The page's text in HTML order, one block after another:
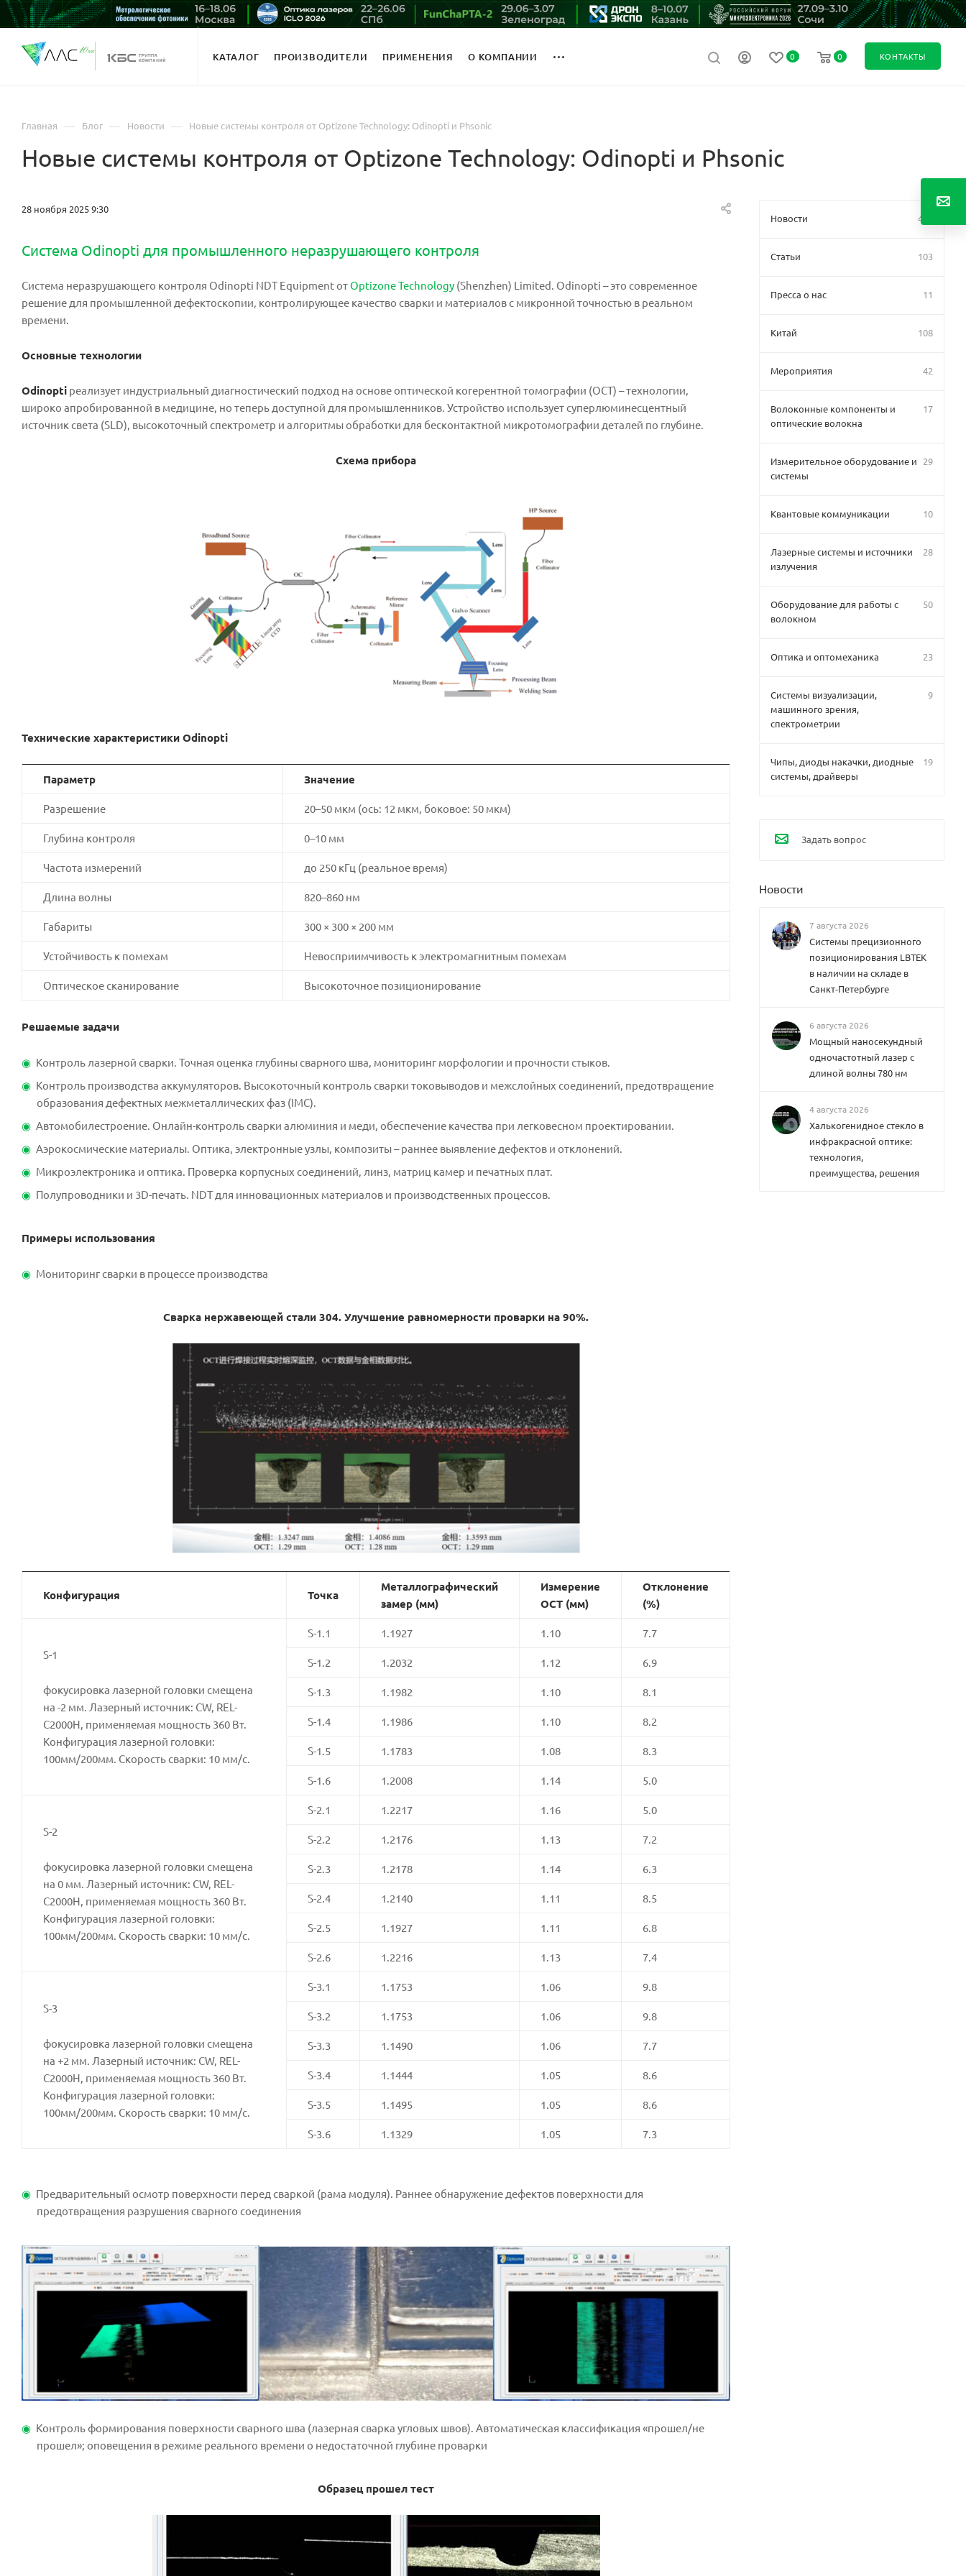
КАТАЛОГ ПРОИЗВОДИТЕЛИ ПРИМЕНЕНИЯ О КОМПАНИИ 0 0 КОНТАКТЫ
Главная — Блог — Новости — Новые системы контроля от Optizone Technology: Odinopti и Phsonic
Новые системы контроля от Optizone Technology: Odinopti и Phsonic
28 ноября 2025 9:30
Система Odinopti для промышленного неразрушающего контроля
Cистема неразрушающего контроля Odinopti NDT Equipment отOptizone Technology (Shenzhen) Limited. Odinopti – это современное
решение для промышленной дефектоскопии, контролирующее качество сварки и материалов с микронной точностью в реальном
времени.
Основные технологии
Odinopti реализует индустриальный диагностический подход на основе оптической когерентной томографии (OCT) – технологии,
широко апробированной в медицине, но теперь доступной для промышленников. Устройство использует суперлюминесцентный
источник света (SLD), высокоточный спектрометр и алгоритмы обработки для бесконтактной микротомографии деталей по глубине.
Схема прибора
Технические характеристики Odinopti
Параметр Значение
Разрешение 20–50 мкм (ось: 12 мкм, боковое: 50 мкм)
Глубина контроля 0–10 мм
Частота измерений до 250 кГц (реальное время)
Длина волны 820–860 нм
Габариты 300 × 300 × 200 мм
Устойчивость к помехам Невосприимчивость к электромагнитным помехам
Оптическое сканирование Высокоточное позиционирование
Решаемые задачи
Контроль лазерной сварки. Точная оценка глубины сварного шва, мониторинг морфологии и прочности стыков.
Контроль производства аккумуляторов. Высокоточный контроль сварки токовыводов и межслойных соединений, предотвращение
образования дефектных межметаллических фаз (IMC).
Автомобилестроение. Онлайн-контроль сварки алюминия и меди, обеспечение качества при легковесном проектировании.
Аэрокосмические материалы. Оптика, электронные узлы, композиты – раннее выявление дефектов и отклонений.
Микроэлектроника и оптика. Проверка корпусных соединений, линз, матриц камер и печатных плат.
Полупроводники и 3D-печать. NDT для инновационных материалов и производственных процессов.
Примеры использования
Мониторинг сварки в процессе производства
Сварка нержавеющей стали 304. Улучшение равномерности проварки на 90%.
Конфигурация Точка
Металлографический
замер (мм)
Измерение
OCT (мм)
Отклонение
(%)
S-1
фокусировка лазерной головки смещена
на -2 мм. Лазерный источник: CW, REL-
C2000H, применяемая мощность 360 Вт.
Конфигурация лазерной головки:
100мм/200мм. Скорость сварки: 10 мм/с.
S-1.1 1.1927 1.10 7.7
S-1.2 1.2032 1.12 6.9
S-1.3 1.1982 1.10 8.1
S-1.4 1.1986 1.10 8.2
S-1.5 1.1783 1.08 8.3
S-1.6 1.2008 1.14 5.0
S-2
фокусировка лазерной головки смещена
на 0 мм. Лазерный источник: CW, REL-
C2000H, применяемая мощность 360 Вт.
Конфигурация лазерной головки:
100мм/200мм. Скорость сварки: 10 мм/с.
S-2.1 1.2217 1.16 5.0
S-2.2 1.2176 1.13 7.2
S-2.3 1.2178 1.14 6.3
S-2.4 1.2140 1.11 8.5
S-2.5 1.1927 1.11 6.8
S-2.6 1.2216 1.13 7.4
S-3
фокусировка лазерной головки смещена
на +2 мм. Лазерный источник: CW, REL-
C2000H, применяемая мощность 360 Вт.
Конфигурация лазерной головки:
100мм/200мм. Скорость сварки: 10 мм/с.
S-3.1 1.1753 1.06 9.8
S-3.2 1.1753 1.06 9.8
S-3.3 1.1490 1.06 7.7
S-3.4 1.1444 1.05 8.6
S-3.5 1.1495 1.05 8.6
S-3.6 1.1329 1.05 7.3
Предварительный осмотр поверхности перед сваркой (рама модуля). Раннее обнаружение дефектов поверхности для
предотвращения разрушения сварного соединения
Контроль формирования поверхности сварного шва (лазерная сварка угловых швов). Автоматическая классификация «прошел/не
прошел»; оповещения в режиме реального времени о недостаточной глубине проварки
Образец прошел тест
Новости 449
Статьи 103
Пресса о нас 11
Китай 108
Мероприятия 42
Волоконные компоненты и
оптические волокна
17
Измерительное оборудование и
системы
29
Квантовые коммуникации 10
Лазерные системы и источники
излучения
28
Оборудование для работы с
волокном
50
Оптика и оптомеханика 23
Системы визуализации,
машинного зрения,
спектрометрии
9
Чипы, диоды накачки, диодные
системы, драйверы
19
Задать вопрос
Новости
7 августа 2026
Системы прецизионного
позиционирования LBTEK
в наличии на складе в
Санкт-Петербурге
6 августа 2026
Мощный наносекундный
одночастотный лазер с
длиной волны 780 нм
4 августа 2026
Халькогенидное стекло в
инфракрасной оптике:
технология,
преимущества, решения